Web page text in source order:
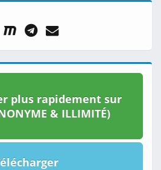
plus rapidement sur
& ILLIMITÉ)